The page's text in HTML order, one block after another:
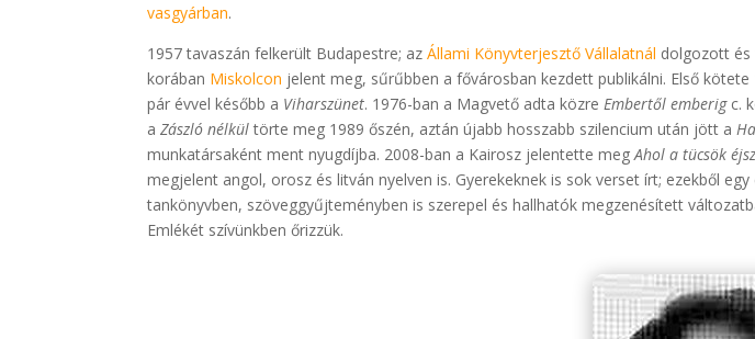
vasgyárban.
1957 tavaszán felkerült Budapestre; azÁllami Könyvterjesztő Vállalatnál dolgozott és
korában Miskolcon jelent meg, sűrűbben a fővárosban kezdett publikálni. Első
pár évvel később a Viharszünet. 1976-ban a Magvető adta közre Embertől emberigc.
aZászló nélkültörte meg 1989 őszén, aztán újabb hosszabb szilencium után jött a
munkatársaként ment nyugdíjba. 2008-ban a Kairosz jelentette megAhol a tücsök
megjelent angol, orosz és litván nyelven is. Gyerekeknek is sok verset írt; ezekből
tankönyvben, szöveggyűjteményben is szerepel és hallhatók megzenésített
Emlékét szívünkben őrizzük.